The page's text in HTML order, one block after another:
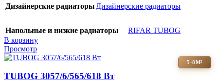
Дизайнерские радиаторы Дизайнерские радиаторы
Напольные и низкие радиаторы
RIFAR TUBOG
В корзину
Просмотр
5-8М²
TUBOG 3057/6/565/618 Вт